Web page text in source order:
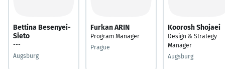
Bettina Besenyei-
Sieto
---
Augsburg
Furkan ARIN
Program Manager
Prague
Koorosh Shojaei
Design & Strategy
Manager
Augsburg